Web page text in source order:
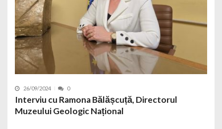
26/09/2024 0
Interviu cu Ramona Bălășcuță, Directorul
Muzeului Geologic Național